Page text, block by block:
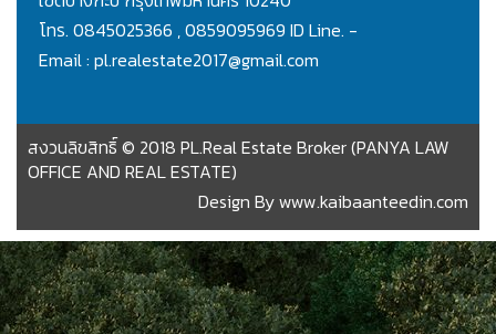
โทร. 0845025366 , 0859095969 ID Line. -
Email : pl.realestate2017@gmail.com
สงวนลิขสิทธิ์ © 2018 PL.Real Estate Broker (PANYA LAW
OFFICE AND REAL ESTATE)
Design Bywww.kaibaanteedin.com